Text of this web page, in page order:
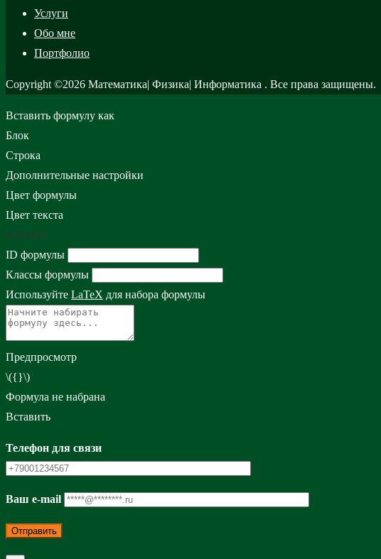
Услуги
Обо мне
Портфолио
Copyright ©2026 Математика| Физика| Информатика . Все права защищены.
Вставить формулу как
Блок
Строка
Дополнительные настройки
Цвет формулы
Цвет текста
#333333
ID формулы
Классы формулы
Используйте LaTeX для набора формулы
Предпросмотр
\({}\)
Формула не набрана
Вставить
Телефон для связи
Ваш e-mail